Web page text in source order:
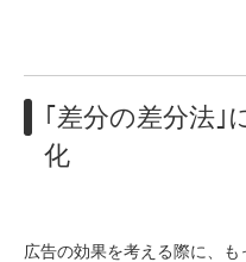
｢差分の差分法｣
化
広告の効果を考える際に、